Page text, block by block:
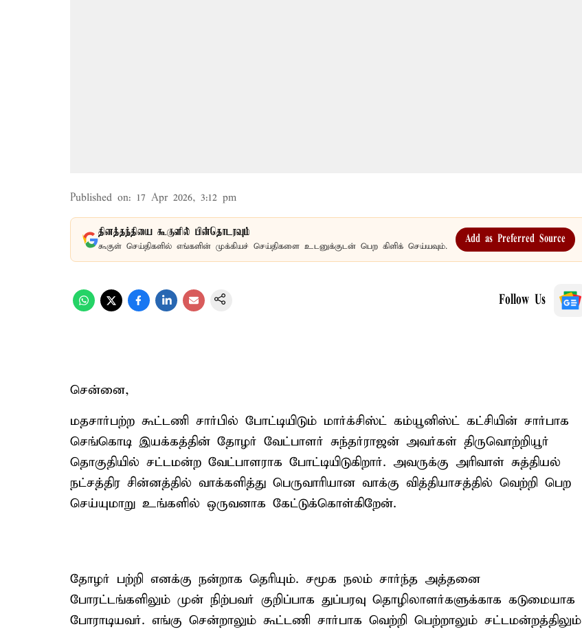
Published on: 17 Apr 2026, 3:12 pm
தினத்தந்தியை கூகுளில் பின்தொடரவும்
கூகுள் செய்திகளில் எங்களின் முக்கியச் செய்திகளை உடனுக்குடன் பெற கிளிக் செய்யவும்.
Add as Preferred Source
Follow Us
சென்னை,
மதசார்பற்ற கூட்டணி சார்பில் போட்டியிடும் மார்க்சிஸ்ட் கம்யூனிஸ்ட் கட்சியின் சார்பாக
செங்கொடி இயக்கத்தின் தோழர் வேட்பாளர் சுந்தர்ராஜன் அவர்கள் திருவொற்றியூர்
தொகுதியில் சட்டமன்ற வேட்பாளராக போட்டியிடுகிறார். அவருக்கு அரிவாள் சுத்தியல்
நட்சத்திர சின்னத்தில் வாக்களித்து பெருவாரியான வாக்கு வித்தியாசத்தில் வெற்றி பெற
செய்யுமாறு உங்களில் ஒருவனாக கேட்டுக்கொள்கிறேன்.
தோழர் பற்றி எனக்கு நன்றாக தெரியும். சமூக நலம் சார்ந்த அத்தனை
போரட்டங்களிலும் முன் நிற்பவர் குறிப்பாக துப்பரவு தொழிலாளர்களுக்காக கடுமையாக
போராடியவர். எங்கு சென்றாலும் கூட்டணி சார்பாக வெற்றி பெற்றாலும் சட்டமன்றத்திலும்